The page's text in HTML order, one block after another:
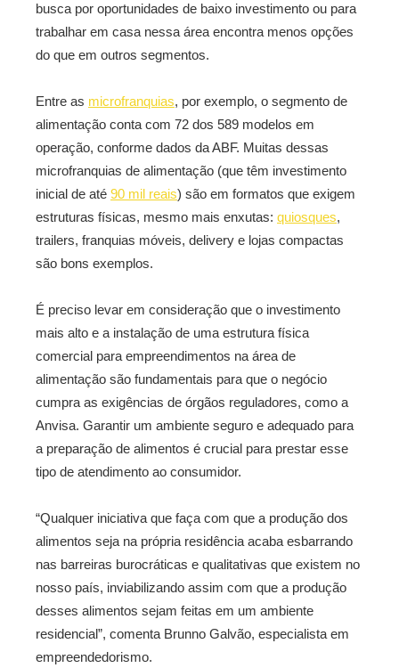
busca por oportunidades de baixo investimento ou para
trabalhar em casa nessa área encontra menos opções
do que em outros segmentos.
Entre as microfranquias, por exemplo, o segmento de
alimentação conta com 72 dos 589 modelos em
operação, conforme dados da ABF. Muitas dessas
microfranquias de alimentação (que têm investimento
inicial de até 90 mil reais) são em formatos que exigem
estruturas físicas, mesmo mais enxutas: quiosques,
trailers, franquias móveis, delivery e lojas compactas
são bons exemplos.
É preciso levar em consideração que o investimento
mais alto e a instalação de uma estrutura física
comercial para empreendimentos na área de
alimentação são fundamentais para que o negócio
cumpra as exigências de órgãos reguladores, como a
Anvisa. Garantir um ambiente seguro e adequado para
a preparação de alimentos é crucial para prestar esse
tipo de atendimento ao consumidor.
“Qualquer iniciativa que faça com que a produção dos
alimentos seja na própria residência acaba esbarrando
nas barreiras burocráticas e qualitativas que existem no
nosso país, inviabilizando assim com que a produção
desses alimentos sejam feitas em um ambiente
residencial”, comenta Brunno Galvão, especialista em
empreendedorismo.